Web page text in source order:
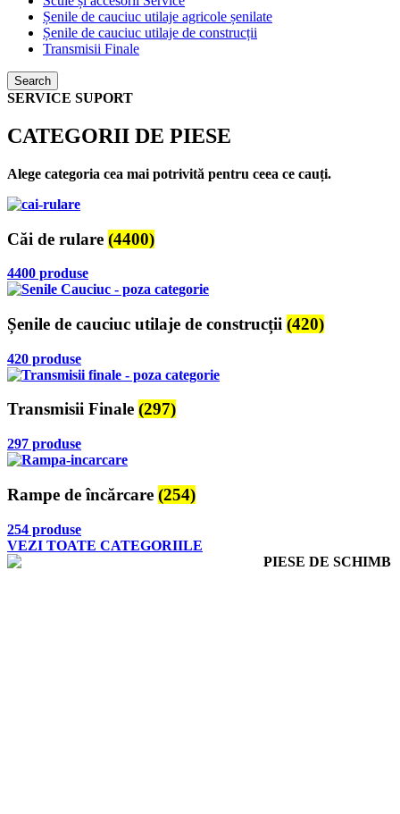
Șenile de cauciuc utilaje agricole șenilate
Șenile de cauciuc utilaje de construcții
Transmisii Finale
Search
SERVICE SUPORT
CATEGORII DE PIESE
Alege categoria cea mai potrivită pentru ceea ce cauți.
Căi de rulare (4400)
4400 produse
Șenile de cauciuc utilaje de construcții (420)
420 produse
Transmisii Finale (297)
297 produse
Rampe de încărcare (254)
254 produse
VEZI TOATE CATEGORIILE